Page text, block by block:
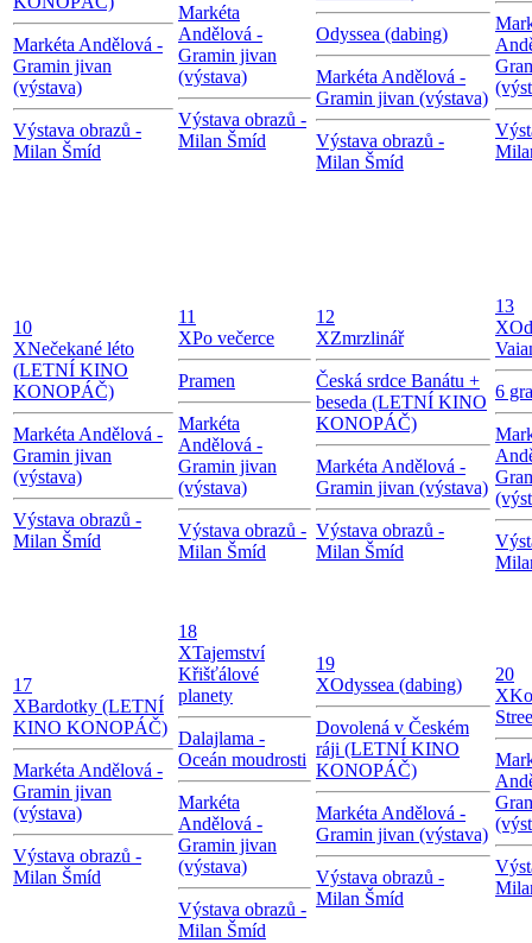
Markéta Andělová -
Gramin jivan
(výstava)
Výstava obrazů -
Milan Šmíd
Markéta
Andělová -
Gramin jivan
(výstava)
Výstava obrazů -
Milan Šmíd
Odyssea (dabing)
Markéta Andělová -
Gramin jivan (výstava)
Výstava obrazů -
Milan Šmíd
10
XNečekané léto
(LETNÍ KINO
KONOPÁČ)
Markéta Andělová -
Gramin jivan
(výstava)
Výstava obrazů -
Milan Šmíd
11
XPo večerce
Pramen
Markéta
Andělová -
Gramin jivan
(výstava)
Výstava obrazů -
Milan Šmíd
12
XZmrzlinář
Česká srdce Banátu +
beseda (LETNÍ KINO
KONOPÁČ)
Markéta Andělová -
Gramin jivan (výstava)
Výstava obrazů -
Milan Šmíd
13
X
6
17
XBardotky (LETNÍ
KINO KONOPÁČ)
Markéta Andělová -
Gramin jivan
(výstava)
Výstava obrazů -
Milan Šmíd
18
XTajemství
Křišťálové
planety
Dalajlama -
Oceán moudrosti
Markéta
Andělová -
Gramin jivan
(výstava)
Výstava obrazů -
Milan Šmíd
19
XOdyssea (dabing)
Dovolená v Českém
ráji (LETNÍ KINO
KONOPÁČ)
Markéta Andělová -
Gramin jivan (výstava)
Výstava obrazů -
Milan Šmíd
20
X